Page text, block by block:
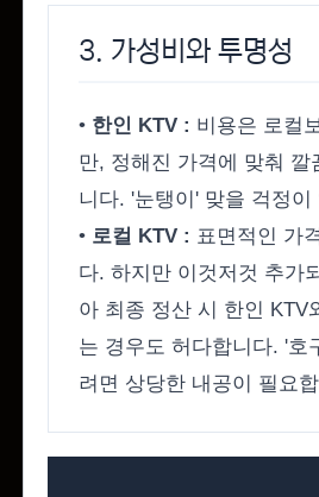
3. 가성비와 투명성
• 한인 KTV : 비용은 로컬
만, 정해진 가격에 맞춰 깔
니다. '눈탱이' 맞을 걱정이
• 로컬 KTV : 표면적인 가
다. 하지만 이것저것 추가
아 최종 정산 시 한인 KTV
는 경우도 허다합니다. '호
려면 상당한 내공이 필요